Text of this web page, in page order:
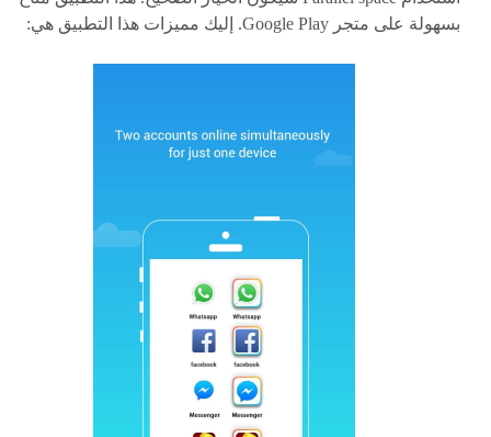
بسهولة على متجر Google Play. إليك مميزات هذا التطبيق هي: